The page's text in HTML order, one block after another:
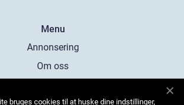
Menu
Annonsering
Om oss
bruges cookies til at huske dine indstillinger,